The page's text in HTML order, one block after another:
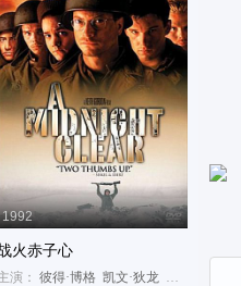
尼斯
1992
火赤子心
演： 彼得·博格 凯文·狄龙 Arye Gross